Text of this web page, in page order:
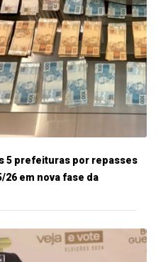
5 prefeituras por repasses
26 em nova fase da